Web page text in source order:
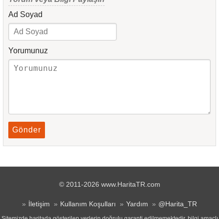
Ad Soyad
Yorumunuz
Gönder
© 2011-2026 www.HaritaTR.com
İletişim Kullanım Koşulları Yardım @Harita_TR